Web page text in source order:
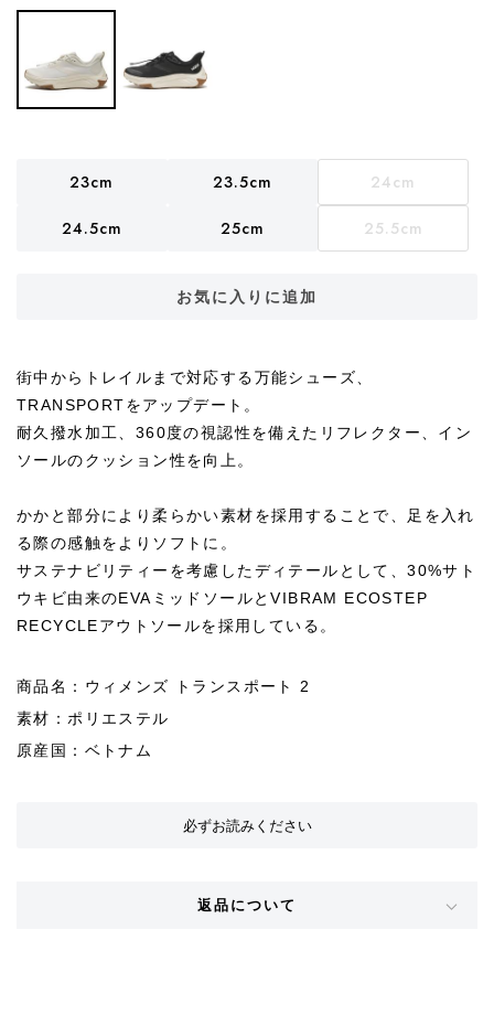
23cm 23.5cm 24cm
24.5cm 25cm 25.5cm
お気に入りに追加
街中からトレイルまで対応する万能シューズ、
TRANSPORTをアップデート。
耐久撥水加工、360度の視認性を備えたリフレクター、イン
ソールのクッション性を向上。
かかと部分により柔らかい素材を採用することで、足を入れ
る際の感触をよりソフトに。
サステナビリティーを考慮したディテールとして、30%サト
ウキビ由来のEVAミッドソールとVIBRAM ECOSTEP
RECYCLEアウトソールを採用している。
商品名：ウィメンズ トランスポート 2
素材：ポリエステル
原産国：ベトナム
必ずお読みください
返品について